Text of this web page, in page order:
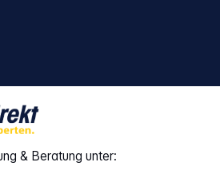
& Beratung unter: